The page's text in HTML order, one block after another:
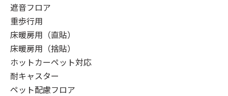
遮音フロア
重歩行用
床暖房用（直貼）
床暖房用（捨貼）
ホットカーペット対応
耐キャスター
ペット配慮フロア